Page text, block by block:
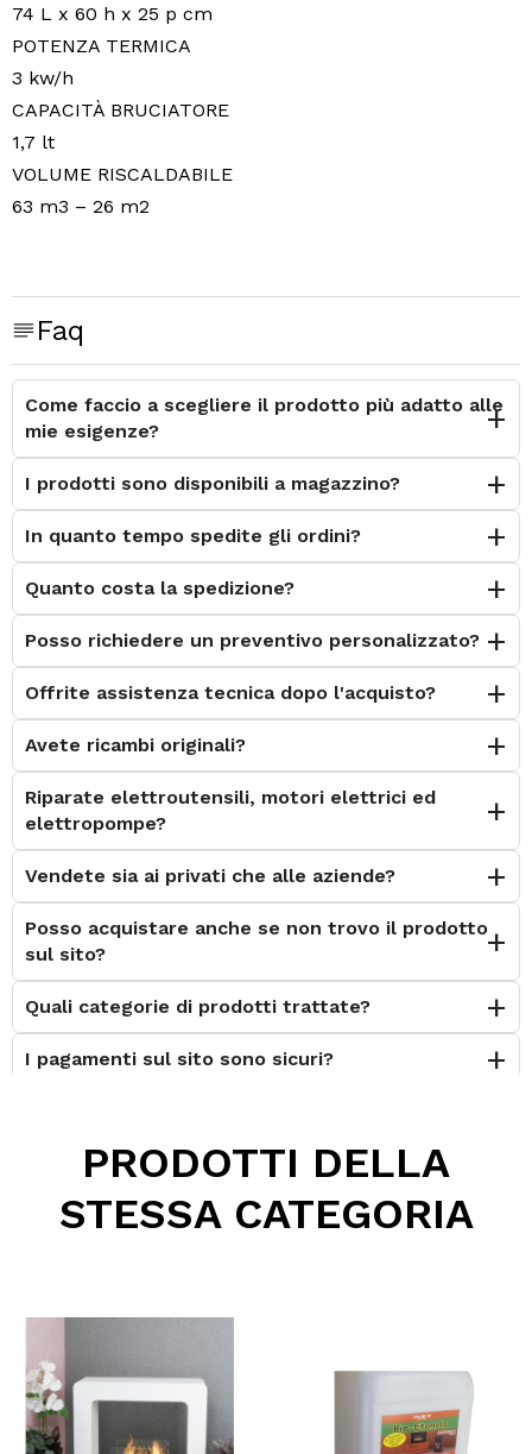
74 L x 60 h x 25 p cm
POTENZA TERMICA
3 kw/h
CAPACITÀ BRUCIATORE
1,7 lt
VOLUME RISCALDABILE
63 m3 – 26 m2
Faq
Come faccio a scegliere il prodotto più adatto alle
mie esigenze?
I prodotti sono disponibili a magazzino?
In quanto tempo spedite gli ordini?
Quanto costa la spedizione?
Posso richiedere un preventivo personalizzato?
Offrite assistenza tecnica dopo l'acquisto?
Avete ricambi originali?
Riparate elettroutensili, motori elettrici ed
elettropompe?
Vendete sia ai privati che alle aziende?
Posso acquistare anche se non trovo il prodotto
sul sito?
Quali categorie di prodotti trattate?
I pagamenti sul sito sono sicuri?
Posso contattarvi prima dell'acquisto?
Perché scegliere Elettromeccanica Calzolari?
PRODOTTI DELLA
STESSA CATEGORIA